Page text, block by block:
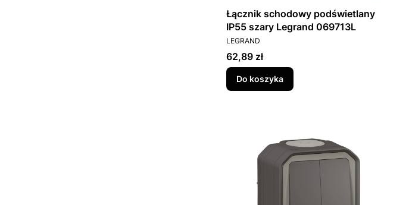
Łącznik schodowy podświetlany
IP55 szary Legrand 069713L
PRODUCENT
LEGRAND
Cena
62,89 zł
Do koszyka